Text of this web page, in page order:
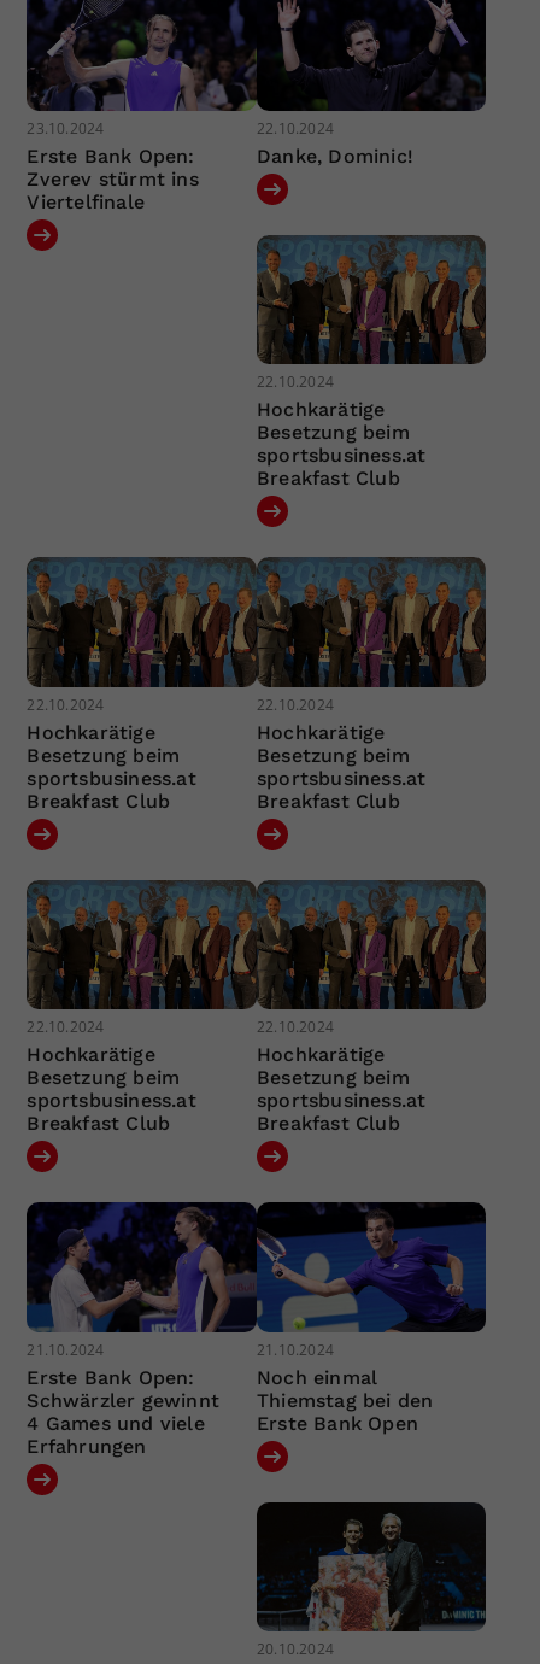
23.10.2024
Erste Bank Open:
Zverev stürmt ins
Viertelfinale
22.10.2024
Danke, Dominic!
22.10.2024
Hochkarätige
Besetzung beim
sportsbusiness.at
Breakfast Club
22.10.2024
Hochkarätige
Besetzung beim
sportsbusiness.at
Breakfast Club
22.10.2024
Hochkarätige
Besetzung beim
sportsbusiness.at
Breakfast Club
22.10.2024
Hochkarätige
Besetzung beim
sportsbusiness.at
Breakfast Club
22.10.2024
Hochkarätige
Besetzung beim
sportsbusiness.at
Breakfast Club
21.10.2024
Erste Bank Open:
Schwärzler gewinnt
4 Games und viele
Erfahrungen
21.10.2024
Noch einmal
Thiemstag bei den
Erste Bank Open
20.10.2024